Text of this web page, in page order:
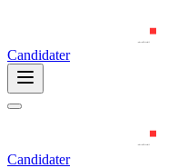
Candidater
Candidater